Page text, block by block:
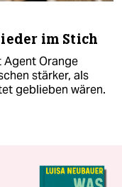
im Stich
Agent Orange
stärker, als
geblieben wären.